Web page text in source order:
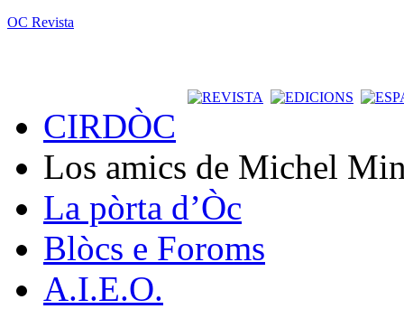
OC Revista
CIRDÒC
Los amics de Michel
La pòrta d’Òc
Blòcs e Foroms
A.I.E.O.